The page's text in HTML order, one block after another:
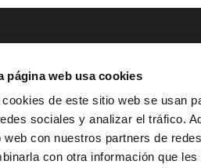
página web usa cookies
cookies de este sitio web se usan
sociales y analizar el tráfico.
web con nuestros partners de
con otra información que
1ºB,
CONTACTO
 Tel.: (+34)
